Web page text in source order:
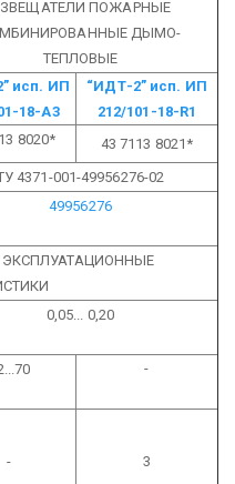
ПОЖАРНЫЕ
ДЫМО-
ТЕПЛОВЫЕ
исп. ИП
18-А3
“ИДТ-2” исп. ИП
212/101-18-R1
8020*
43 7113 8021*
4371-001-49956276-02
49956276
ЭКСПЛУАТАЦИОННЫЕ
0,05... 0,20
-
- 3